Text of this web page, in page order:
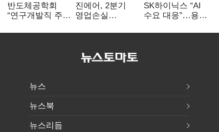
반도체공학회
“연구개발직 주
개선해야”
진에어, 2분기
영업손실
상승 여파
SK하이닉스 “AI
수요 대응”…용인
투자
뉴스
뉴스북
뉴스리듬